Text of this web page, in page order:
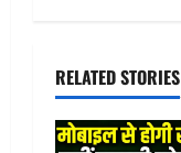
v
i
RELATED STORIES